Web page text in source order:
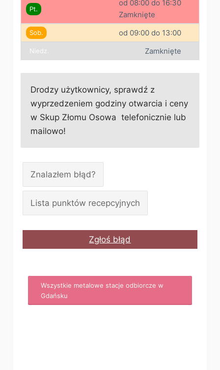
Pt.
od 08:00 do 16:30
Zamknięte
Sob. od 09:00 do 13:00
Niedz. Zamknięte
Drodzy użytkownicy, sprawdź z
wyprzedzeniem godziny otwarcia i ceny
w Skup Złomu Osowa telefonicznie lub
mailowo!
Znalazłem błąd?
Lista punktów recepcyjnych
Zgłoś błąd
Wszystkie metalowe stacje odbiorcze w
Gdańsku